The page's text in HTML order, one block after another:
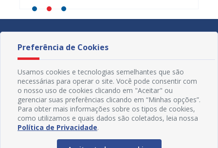
Preferência de Cookies
Usamos cookies e tecnologias semelhantes que são
necessárias para operar o site. Você pode consentir com
o nosso uso de cookies clicando em "Aceitar" ou
gerenciar suas preferências clicando em “Minhas opções”.
Para obter mais informações sobre os tipos de cookies,
como utilizamos e quais dados são coletados, leia nossa
Política de Privacidade.